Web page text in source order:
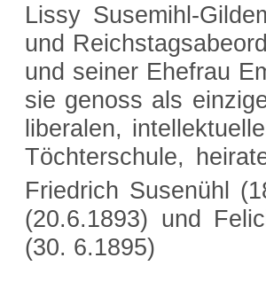
Lissy Susemihl-
und
und seiner Ehefrau
sie genoss als
liberalen,
Töchterschule,
Friedrich Susenühl
(20.6.1893) und
(30. 6.1895)